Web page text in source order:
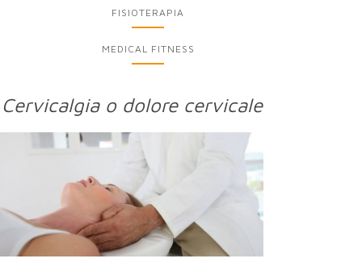
FISIOTERAPIA
MEDICAL FITNESS
Cervicalgia o dolore cervicale